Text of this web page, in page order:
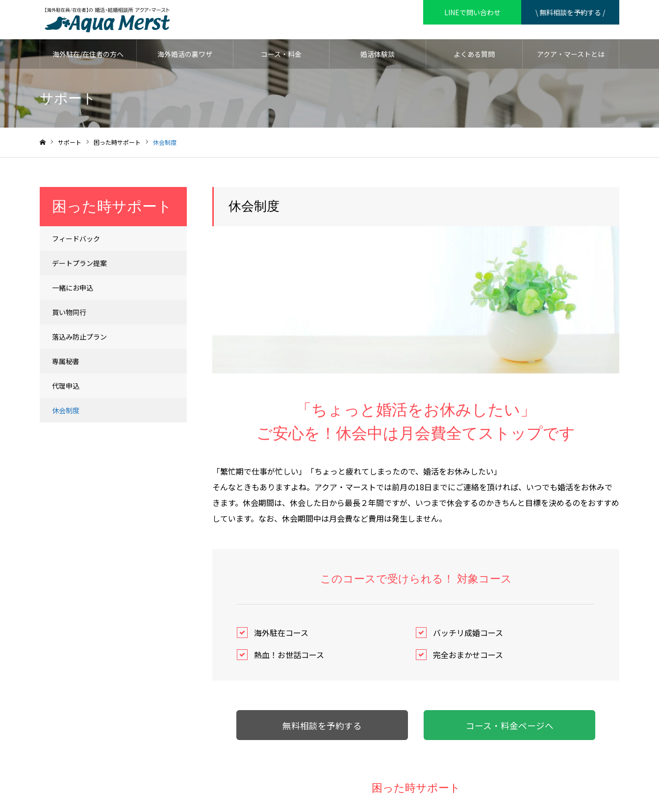
LINEで問い合わせ \ 無料相談を予約する /
海外駐在/在住者の方へ 海外婚活の裏ワザ コース・料金 婚活体験談 よくある質問 アクア・マーストとは
サポート
サポート 困った時サポート 休会制度
休会制度
「ちょっと婚活をお休みしたい」
ご安心を！休会中は月会費全てストップです
「繁忙期で仕事が忙しい」「ちょっと疲れてしまったので、婚活をお休みしたい」
そんなときもありますよね。アクア・マーストでは前月の18日までにご連絡を頂ければ、いつでも婚活をお休みで
きます。休会期間は、休会した日から最長２年間ですが、いつまで休会するのかきちんと目標を決めるのをおすすめ
しています。なお、休会期間中は月会費など費用は発生しません。
このコースで受けられる！ 対象コース
海外駐在コース
バッチリ成婚コース
熱血！お世話コース
完全おまかせコース
無料相談を予約する コース・料金ページへ
困った時サポート
困った時サポート
フィードバック
デートプラン提案
一緒にお申込
買い物同行
落込み防止プラン
専属秘書
代理申込
休会制度